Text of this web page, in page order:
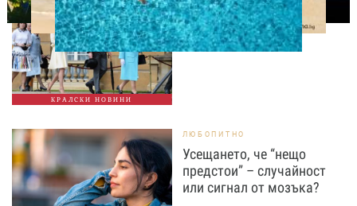
КРАЛСКИ НОВИНИ
семейство
ЛЮБОПИТНО
Усещането, че “нещо
предстои” – случайност
или сигнал от мозъка?